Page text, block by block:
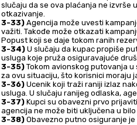
slučaju da se ova plaćanja ne izvrše
otkazivanje.
3-33) Agencija može uvesti
važiti. Takođe može otkazati
Popust koji se daje tokom ranih
3-34) U slučaju da kupac propiše
usluga koje pruža osiguravajuće
3-35) Tokom avionskog putovanja
za ovu situaciju, što korisnici moraju
3-36) Ucenik koji traži raniji izlaz
usluga. U slučaju ranijeg odlaska,
3-37) Kupci su obavezni prvo
agencija ne može biti uključena u
3-38) Obavezno putno osiguranje